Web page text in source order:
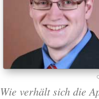
Wie verhält sich die